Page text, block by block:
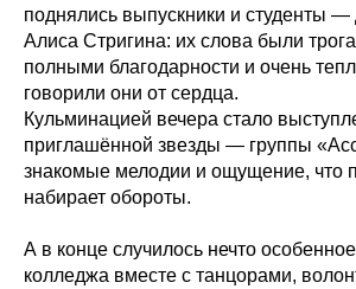
поднялись выпускники и студенты
Алиса Стригина: их слова были
полными благодарности и очень
говорили они от сердца.
Кульминацией вечера стало
приглашённой звезды — группы
знакомые мелодии и ощущение, что
набирает обороты.
А в конце случилось нечто
колледжа вместе с танцорами,